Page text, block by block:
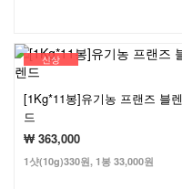
신상
[1Kg*11봉]유기농 프랜즈 블렌
드
₩ 363,000
1샷(10g)330원, 1봉 33,000원